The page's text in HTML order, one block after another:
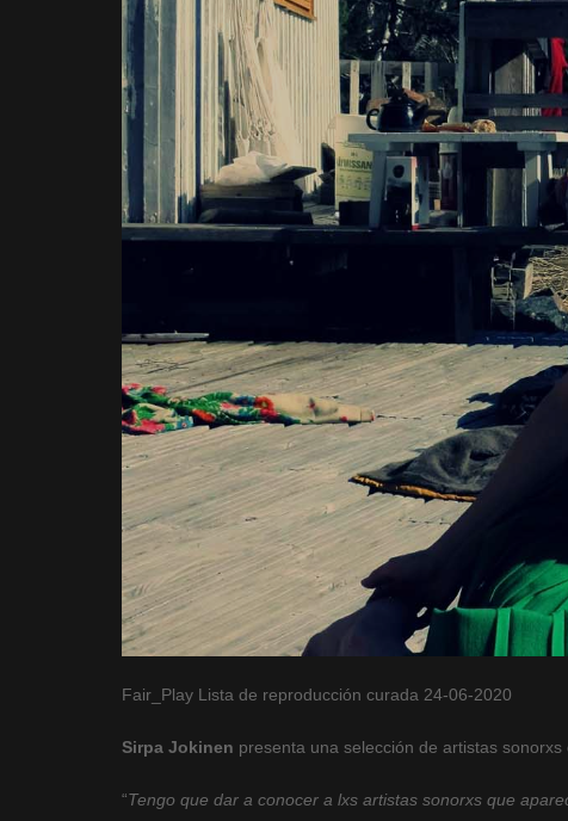
Fair_Play Lista de reproducción curada 24-06-2020
Sirpa Jokinen presenta una selección de artistas
“Tengo que dar a conocer a lxs artistas sonorxs que